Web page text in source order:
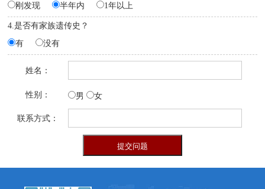
刚发现
半年内 1年以上
4.是否有家族遗传史？
有
没有
姓名：
性别： 男 女
联系方式：